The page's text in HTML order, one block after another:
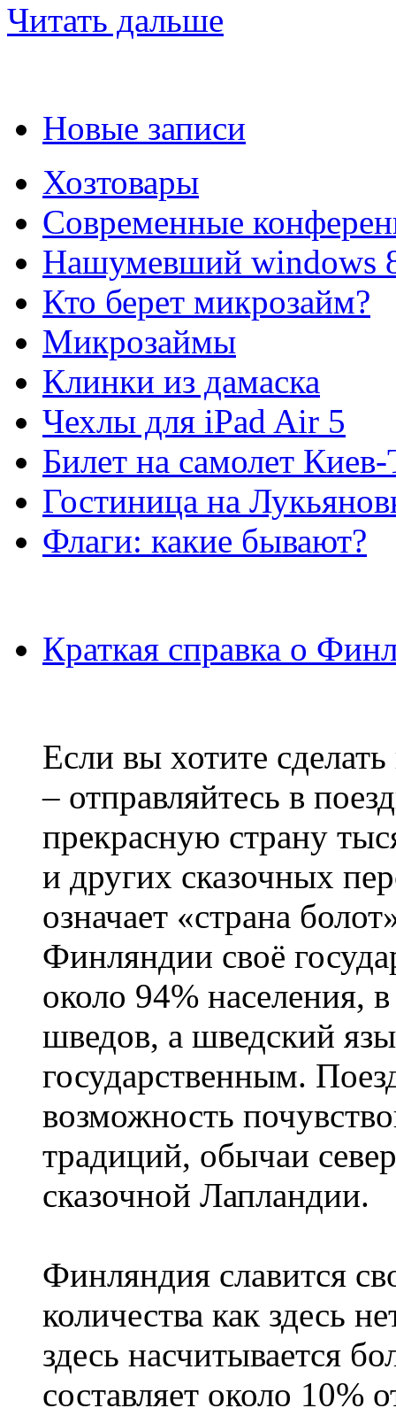
Читать дальше
Новые записи
Хозтовары
Современные
Нашумевший windows
Кто берет микрозайм?
Микрозаймы
Клинки из дамаска
Чехлы для iPad Air 5
Билет на самолет
Гостиница на
Флаги: какие бывают?
Краткая справка о
Если вы хотите
– отправляйтесь в
прекрасную страну
и других сказочных
означает «страна
Финляндии своё
около 94% населения,
шведов, а шведский
государственным.
возможность
традиций, обычаи
сказочной Лапландии.
Финляндия славится
количества как здесь
здесь насчитывается
составляет около 10%